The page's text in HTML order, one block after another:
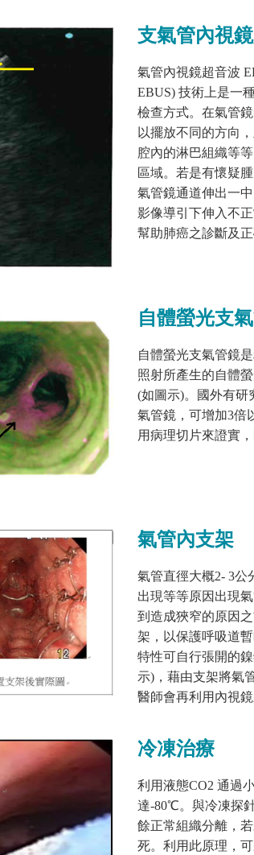
支氣管內視
氣管內視鏡超音波
EBUS) 技術上是一
檢查方式。在氣管
以擺放不同的方向
腔內的淋巴組織等
區域。若是有懷疑
氣管鏡通道伸出一
影像導引下伸入不
幫助肺癌之診斷及
自體螢光支
自體螢光支氣管鏡
照射所產生的自體
(如圖示)。國外有研
氣管鏡，可增加3倍
用病理切片來證實
氣管內支架
氣管直徑大概2- 3公
出現等等原因出現
到造成狹窄的原因
架，以保護呼吸道
特性可自行張開的
示)，藉由支架將氣
醫師會再利用內視
冷凍治療
利用液態CO2 通過
達-80℃。與冷凍探
餘正常組織分離，
死。利用此原理，